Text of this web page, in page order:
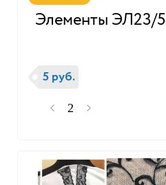
Элементы ЭЛ23/5
5 руб.